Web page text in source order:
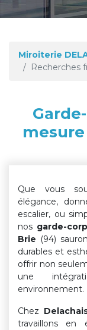
Miroiterie
Recherches
Que vous
élégance,
escalier, ou
nos garde-
Brie (94)
durables et
offrir non
une
environnement.
Chez
travaillons en